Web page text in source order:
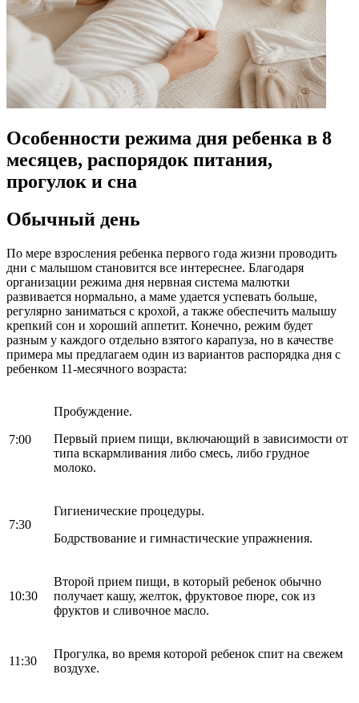
Особенности режима дня ребенка в 8
месяцев, распорядок питания,
прогулок и сна
Обычный день
По мере взросления ребенка первого года жизни проводить
дни с малышом становится все интереснее. Благодаря
организации режима дня нервная система малютки
развивается нормально, а маме удается успевать больше,
регулярно заниматься с крохой, а также обеспечить малышу
крепкий сон и хороший аппетит. Конечно, режим будет
разным у каждого отдельно взятого карапуза, но в качестве
примера мы предлагаем один из вариантов распорядка дня с
ребенком 11-месячного возраста:
7:00
Пробуждение.
Первый прием пищи, включающий в зависимости от
типа вскармливания либо смесь, либо грудное
молоко.
7:30
Гигиенические процедуры.
Бодрствование и гимнастические упражнения.
10:30
Второй прием пищи, в который ребенок обычно
получает кашу, желток, фруктовое пюре, сок из
фруктов и сливочное масло.
11:30
Прогулка, во время которой ребенок спит на свежем
воздухе.